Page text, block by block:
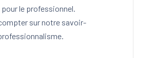
le professionnel.
sur notre savoir-